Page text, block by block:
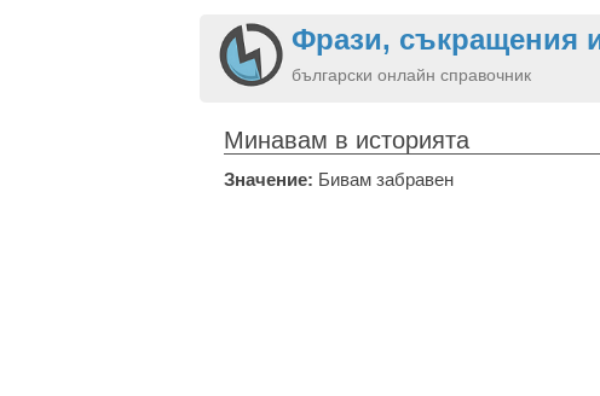
Фрази, съкращения
български онлайн справочник
Минавам в историята
Значение: Бивам забравен